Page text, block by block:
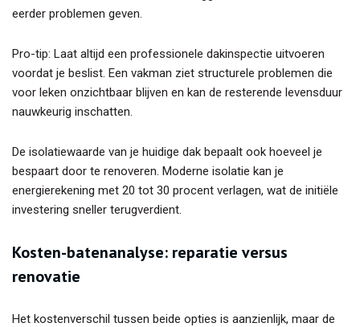
eerder problemen geven.
Pro-tip: Laat altijd een professionele dakinspectie uitvoeren
voordat je beslist. Een vakman ziet structurele problemen die
voor leken onzichtbaar blijven en kan de resterende levensduur
nauwkeurig inschatten.
De isolatiewaarde van je huidige dak bepaalt ook hoeveel je
bespaart door te renoveren. Moderne isolatie kan je
energierekening met 20 tot 30 procent verlagen, wat de initiële
investering sneller terugverdient.
Kosten-batenanalyse: reparatie versus
renovatie
Het kostenverschil tussen beide opties is aanzienlijk, maar de